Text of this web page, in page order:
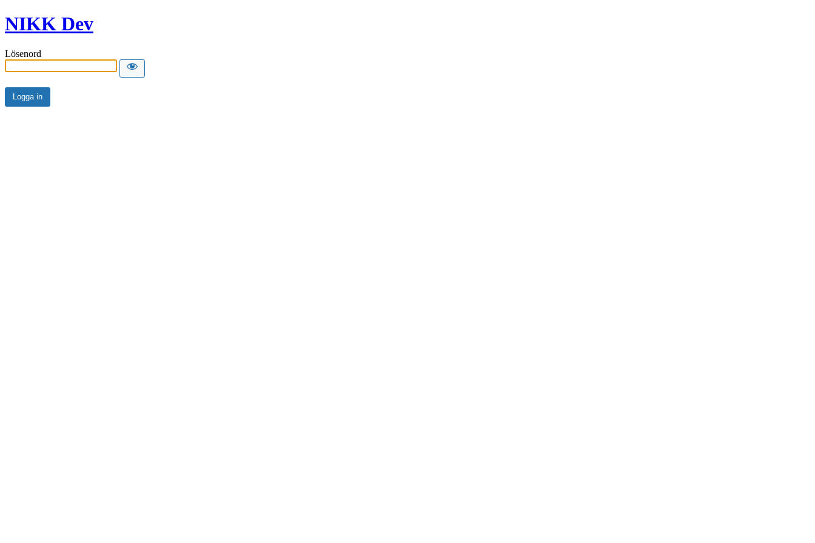
NIKK Dev
Lösenord